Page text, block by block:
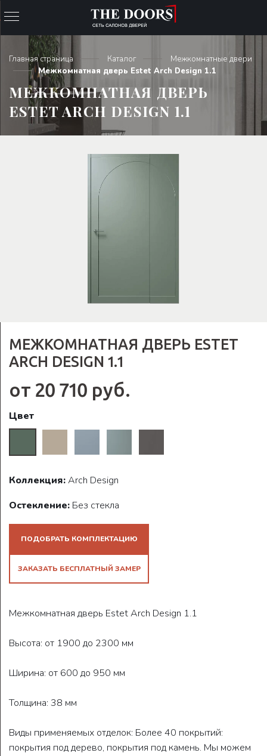
Главная страница Каталог
Межкомнатные двери
Межкомнатная дверь Estet Arch Design 1.1
МЕЖКОМНАТНАЯ ДВЕРЬ
ESTET ARCH DESIGN 1.1
МЕЖКОМНАТНАЯ ДВЕРЬ ESTET
ARCH DESIGN 1.1
от 20 710 руб.
Цвет
Коллекция:Arch Design
Остекление: Без стекла
ПОДОБРАТЬ КОМПЛЕКТАЦИЮ
ЗАКАЗАТЬ БЕСПЛАТНЫЙ ЗАМЕР
Межкомнатная дверь Estet Arch Design 1.1
Высота: от 1900 до 2300 мм
Ширина: от 600 до 950 мм
Толщина: 38 мм
Виды применяемых отделок: Более 40 покрытий:
покрытия под дерево, покрытия под камень. Мы можем